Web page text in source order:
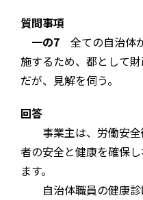
質問事項
一の7 全ての自治体
施するため、都として
だが、見解を伺う。
回答
事業主は、労働安全
者の安全と健康を確保
ます。
自治体職員の健康診